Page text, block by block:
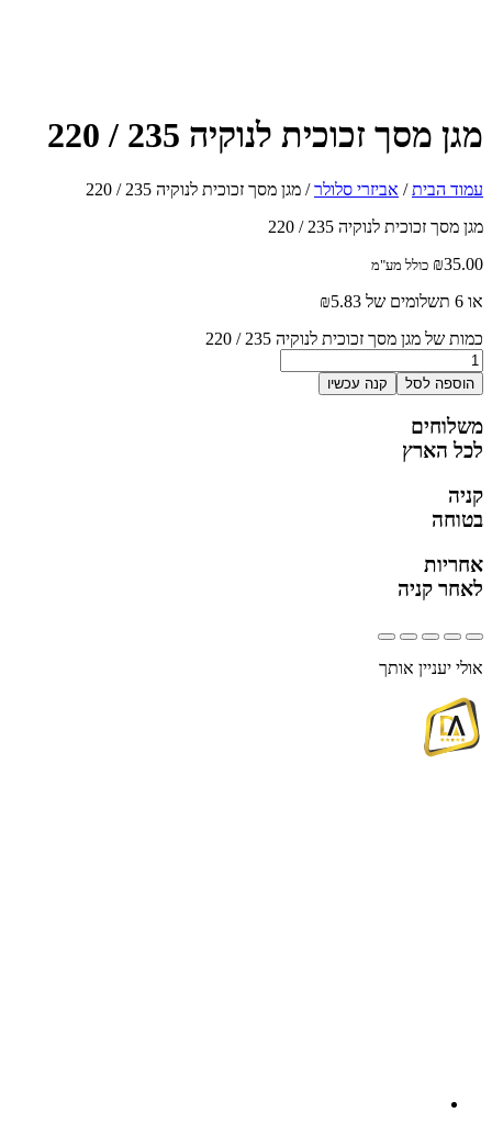
מגן מסך זכוכית לנוקיה 235 / 220
עמוד הבית/ אביזרי סלולר/ מגן מסך זכוכית לנוקיה 235 / 220
מגן מסך זכוכית לנוקיה 235 / 220
₪35.00 כולל מע"מ
או 6 תשלומים של ₪5.83
כמות של מגן מסך זכוכית לנוקיה 235 / 220
הוספה לסל קנה עכשיו
משלוחים
לכל הארץ
קניה
בטוחה
אחריות
לאחר קניה
אולי יעניין אותך